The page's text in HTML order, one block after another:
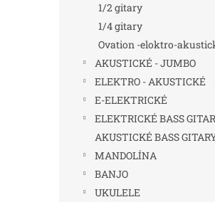
1/2 gitary
1/4 gitary
Ovation -eloktro-
AKUSTICKÉ - JUMBO
ELEKTRO - AKUSTICKÉ
E-ELEKTRICKÉ
ELEKTRICKÉ BASS
AKUSTICKÉ BASS
MANDOLÍNA
BANJO
UKULELE